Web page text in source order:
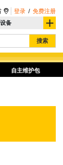
备
搜索
登录 / 免费注册
自主维护包